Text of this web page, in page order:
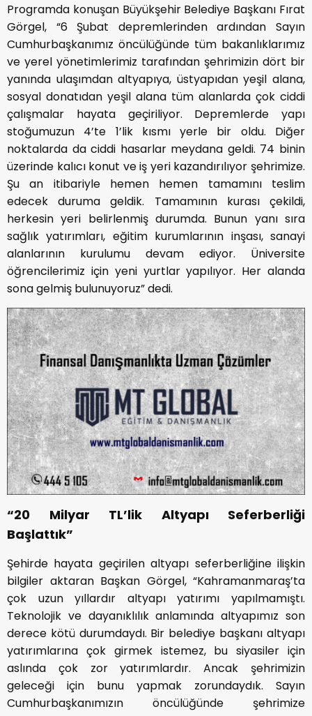
Programda konuşan Büyükşehir Belediye Başkanı Fırat
Görgel, “6 Şubat depremlerinden ardından Sayın
Cumhurbaşkanımız öncülüğünde tüm bakanlıklarımız
ve yerel yönetimlerimiz tarafından şehrimizin dört bir
yanında ulaşımdan altyapıya, üstyapıdan yeşil alana,
sosyal donatıdan yeşil alana tüm alanlarda çok ciddi
çalışmalar hayata geçiriliyor. Depremlerde yapı
stoğumuzun 4’te 1’lik kısmı yerle bir oldu. Diğer
noktalarda da ciddi hasarlar meydana geldi. 74 binin
üzerinde kalıcı konut ve iş yeri kazandırılıyor şehrimize.
Şu an itibariyle hemen hemen tamamını teslim
edecek duruma geldik. Tamamının kurası çekildi,
herkesin yeri belirlenmiş durumda. Bunun yanı sıra
sağlık yatırımları, eğitim kurumlarının inşası, sanayi
alanlarının kurulumu devam ediyor. Üniversite
öğrencilerimiz için yeni yurtlar yapılıyor. Her alanda
sona gelmiş bulunuyoruz” dedi.
“20 Milyar TL’lik Altyapı Seferberliği
Başlattık”
Şehirde hayata geçirilen altyapı seferberliğine ilişkin
bilgiler aktaran Başkan Görgel, “Kahramanmaraş’ta
çok uzun yıllardır altyapı yatırımı yapılmamıştı.
Teknolojik ve dayanıklılık anlamında altyapımız son
derece kötü durumdaydı. Bir belediye başkanı altyapı
yatırımlarına çok girmek istemez, bu siyasiler için
aslında çok zor yatırımlardır. Ancak şehrimizin
geleceği için bunu yapmak zorundaydık. Sayın
Cumhurbaşkanımızın öncülüğünde şehrimize